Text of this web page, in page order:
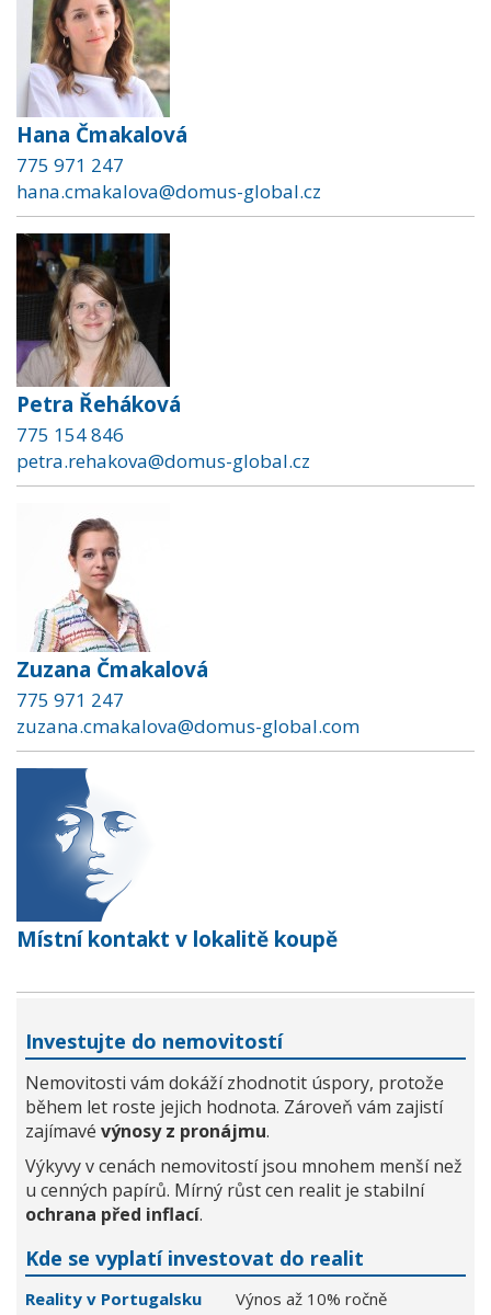
Hana Čmakalová
775 971 247
hana.cmakalova@domus-global.cz
Petra Řeháková
775 154 846
petra.rehakova@domus-global.cz
Zuzana Čmakalová
775 971 247
zuzana.cmakalova@domus-global.com
Místní kontakt v lokalitě koupě
Investujte do nemovitostí
Nemovitosti vám dokáží zhodnotit úspory, protože
během let roste jejich hodnota. Zároveň vám zajistí
zajímavé výnosy z pronájmu.
Výkyvy v cenách nemovitostí jsou mnohem menší než
u cenných papírů. Mírný růst cen realit je stabilní
ochrana před inflací.
Kde se vyplatí investovat do realit
Reality v Portugalsku
Výnos až 10% ročně